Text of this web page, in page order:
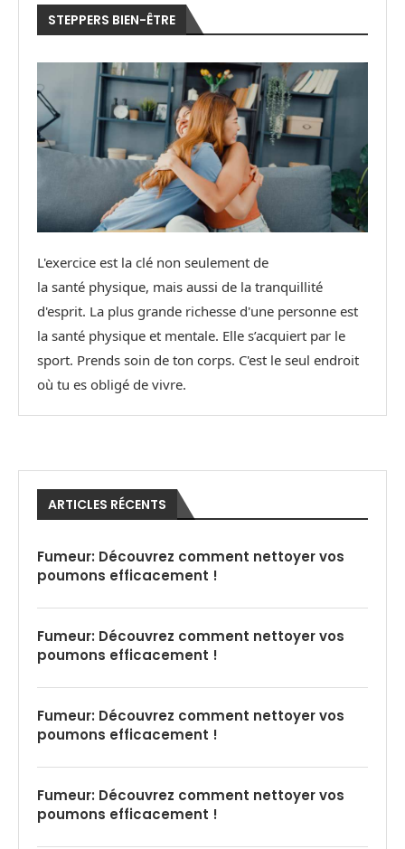
STEPPERS BIEN-ÊTRE
L'exercice est la clé non seulement de
la santé physique, mais aussi de la tranquillité
d'esprit. La plus grande richesse d'une personne est
la santé physique et mentale. Elle s’acquiert par le
sport. Prends soin de ton corps. C'est le seul endroit
où tu es obligé de vivre.
ARTICLES RÉCENTS
Fumeur: Découvrez comment nettoyer vos
poumons efficacement !
Fumeur: Découvrez comment nettoyer vos
poumons efficacement !
Fumeur: Découvrez comment nettoyer vos
poumons efficacement !
Fumeur: Découvrez comment nettoyer vos
poumons efficacement !